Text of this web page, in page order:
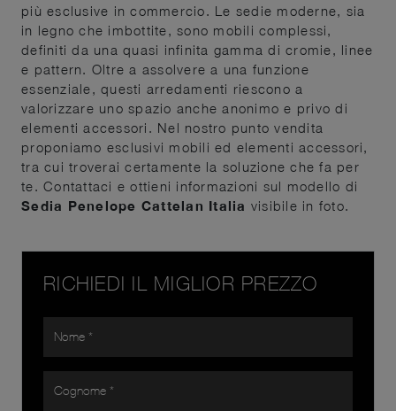
più esclusive in commercio. Le sedie moderne, sia
in legno che imbottite, sono mobili complessi,
definiti da una quasi infinita gamma di cromie, linee
e pattern. Oltre a assolvere a una funzione
essenziale, questi arredamenti riescono a
valorizzare uno spazio anche anonimo e privo di
elementi accessori. Nel nostro punto vendita
proponiamo esclusivi mobili ed elementi accessori,
tra cui troverai certamente la soluzione che fa per
te. Contattaci e ottieni informazioni sul modello di
Sedia Penelope Cattelan Italia visibile in foto.
RICHIEDI IL MIGLIOR PREZZO